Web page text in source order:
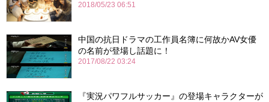
2018/05/23 06:51
中国の抗日ドラマの工作員名簿に何故かAV女優
の名前が登場し話題に！
2017/08/22 03:24
『実況パワフルサッカー』の登場キャラクターが